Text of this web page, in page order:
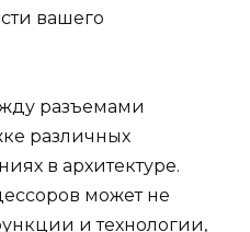
вашего
разъемами
различных
в архитектуре.
может не
и технологии,